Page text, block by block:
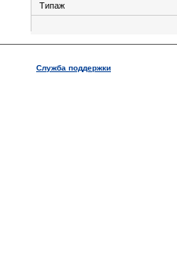
Типаж
Служба поддержки